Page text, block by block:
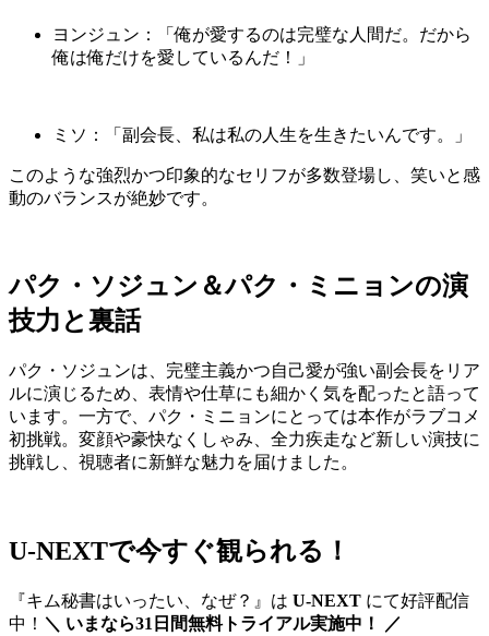
ヨンジュン：「俺が愛するのは完璧な人間だ。だから
俺は俺だけを愛しているんだ！」
ミソ：「副会長、私は私の人生を生きたいんです。」
このような強烈かつ印象的なセリフが多数登場し、笑いと感
動のバランスが絶妙です。
パク・ソジュン＆パク・ミニョンの演
技力と裏話
パク・ソジュンは、完璧主義かつ自己愛が強い副会長をリア
ルに演じるため、表情や仕草にも細かく気を配ったと語って
います。一方で、パク・ミニョンにとっては本作がラブコメ
初挑戦。変顔や豪快なくしゃみ、全力疾走など新しい演技に
挑戦し、視聴者に新鮮な魅力を届けました。
U-NEXTで今すぐ観られる！
『キム秘書はいったい、なぜ？』は U-NEXT にて好評配信
中！ ＼ いまなら31日間無料トライアル実施中！ ／